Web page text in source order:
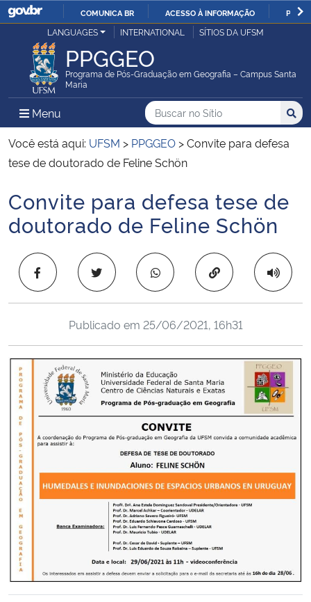
IR
O
COMUNICA BR ACESSO À INFORMAÇÃO
Ministério da Justiça e Segurança Pública
Ministério da Defesa
Ministério das Relações Exteriores
Ministério da Infraestrutura
Ministério da Educação
Ministério da Cidadania
Ministério da Saúde
Ministério de Minas e Energia
Ministério da Ciência, Tecnologia, Inovações e Comunicações
Ministério do Meio Ambiente
Ministério do Turismo
Ministério do Desenvolvimento Regional
Controladoria-Geral da União
LANGUAGES INTERNATIONAL SÍTIOS DA UFSM
PPGGEO
Programa de Pós-Graduação em Geografia – Campus Santa
Maria
Menu Menu Principal do Sítio
Busca
Buscar no no Sítio
Busca:
Você está aqui: UFSM > PPGGEO >Convite para defesa
tese de doutorado de Feline Schön
Início do conteúdo
Convite para defesa tese de
doutorado de Feline Schön
Copiar para área
Publicado em 25/06/2021, 16h31